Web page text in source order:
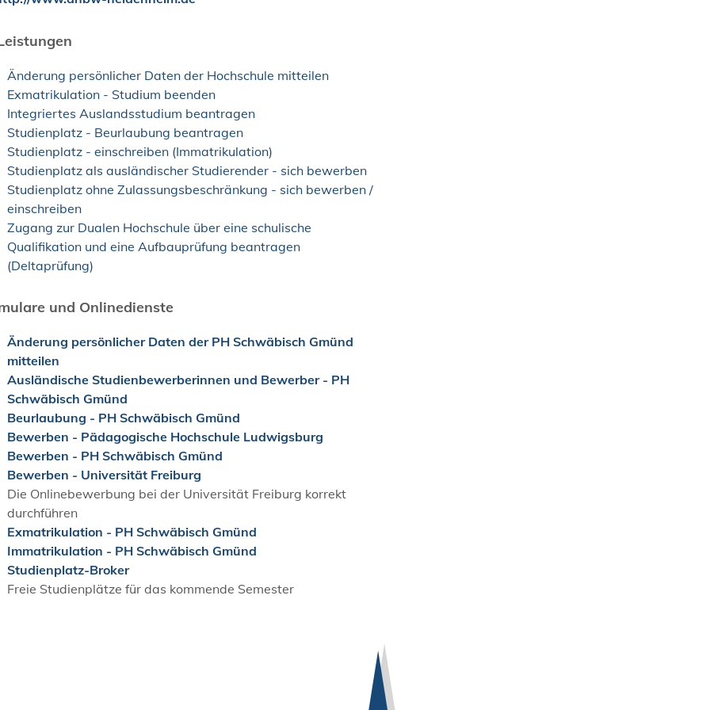
Änderung persönlicher Daten der Hochschule mitteilen
Exmatrikulation - Studium beenden
Integriertes Auslandsstudium beantragen
Studienplatz - Beurlaubung beantragen
Studienplatz - einschreiben (Immatrikulation)
Studienplatz als ausländischer Studierender - sich bewerben
Studienplatz ohne Zulassungsbeschränkung - sich bewerben /
einschreiben
Zugang zur Dualen Hochschule über eine schulische
Qualifikation und eine Aufbauprüfung beantragen
(Deltaprüfung)
und Onlinedienste
Änderung persönlicher Daten der PH Schwäbisch Gmünd
mitteilen
Ausländische Studienbewerberinnen und Bewerber - PH
Schwäbisch Gmünd
Beurlaubung - PH Schwäbisch Gmünd
Bewerben - Pädagogische Hochschule Ludwigsburg
Bewerben - PH Schwäbisch Gmünd
Bewerben - Universität Freiburg
Die Onlinebewerbung bei der Universität Freiburg korrekt
durchführen
Exmatrikulation - PH Schwäbisch Gmünd
Immatrikulation - PH Schwäbisch Gmünd
Studienplatz-Broker
Freie Studienplätze für das kommende Semester